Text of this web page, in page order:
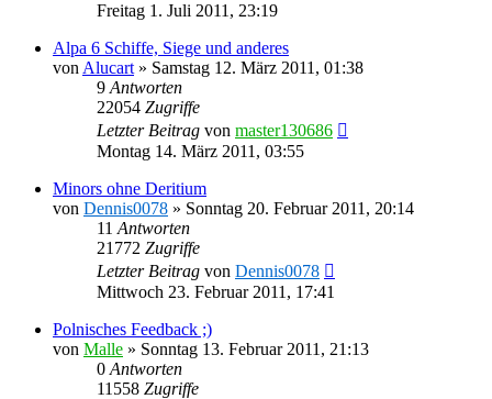
Freitag 1. Juli 2011, 23:19
Alpa 6 Schiffe, Siege und anderes
von Alucart » Samstag 12. März 2011, 01:38
9 Antworten
22054 Zugriffe
Letzter Beitrag von master130686
Montag 14. März 2011, 03:55
Minors ohne Deritium
von Dennis0078 » Sonntag 20. Februar 2011, 20:14
11 Antworten
21772 Zugriffe
Letzter Beitrag von Dennis0078
Mittwoch 23. Februar 2011, 17:41
Polnisches Feedback ;)
von Malle » Sonntag 13. Februar 2011, 21:13
0 Antworten
11558 Zugriffe